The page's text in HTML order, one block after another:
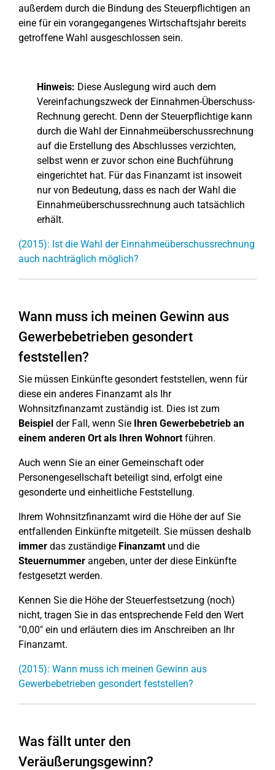
außerdem durch die Bindung des Steuerpflichtigen an
eine für ein vorangegangenes Wirtschaftsjahr bereits
getroffene Wahl ausgeschlossen sein.
Hinweis: Diese Auslegung wird auch dem
Vereinfachungszweck der Einnahmen-Überschuss-
Rechnung gerecht. Denn der Steuerpflichtige kann
durch die Wahl der Einnahmeüberschussrechnung
auf die Erstellung des Abschlusses verzichten,
selbst wenn er zuvor schon eine Buchführung
eingerichtet hat. Für das Finanzamt ist insoweit
nur von Bedeutung, dass es nach der Wahl die
Einnahmeüberschussrechnung auch tatsächlich
erhält.
(2015): Ist die Wahl der Einnahmeüberschussrechnung
auch nachträglich möglich?
Wann muss ich meinen Gewinn aus
Gewerbebetrieben gesondert
feststellen?
Sie müssen Einkünfte gesondert feststellen, wenn für
diese ein anderes Finanzamt als Ihr
Wohnsitzfinanzamt zuständig ist. Dies ist zum
Beispiel der Fall, wenn Sie Ihren Gewerbebetrieb an
einem anderen Ort als Ihren Wohnortführen.
Auch wenn Sie an einer Gemeinschaft oder
Personengesellschaft beteiligt sind, erfolgt eine
gesonderte und einheitliche Feststellung.
Ihrem Wohnsitzfinanzamt wird die Höhe der auf Sie
entfallenden Einkünfte mitgeteilt. Sie müssen deshalb
immer das zuständige Finanzamtund die
Steuernummer angeben, unter der diese Einkünfte
festgesetzt werden.
Kennen Sie die Höhe der Steuerfestsetzung (noch)
nicht, tragen Sie in das entsprechende Feld den Wert
"0,00" ein und erläutern dies im Anschreiben an Ihr
Finanzamt.
(2015): Wann muss ich meinen Gewinn aus
Gewerbebetrieben gesondert feststellen?
Was fällt unter den
Veräußerungsgewinn?